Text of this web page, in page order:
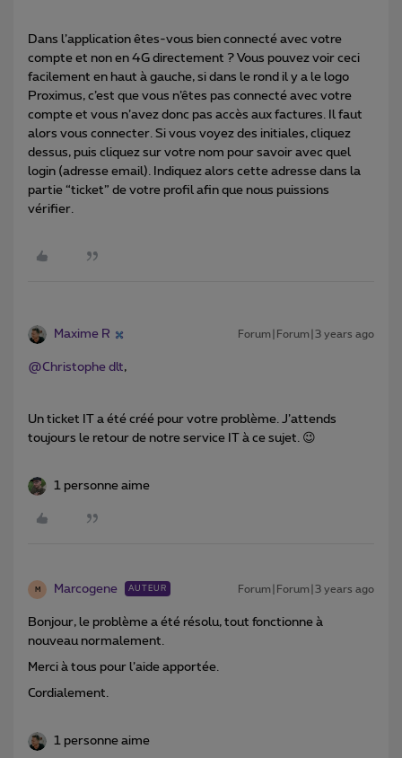
Dans l’application êtes-vous bien connecté avec votre
compte et non en 4G directement ? Vous pouvez voir ceci
facilement en haut à gauche, si dans le rond il y a le logo
Proximus, c’est que vous n’êtes pas connecté avec votre
compte et vous n’avez donc pas accès aux factures. Il faut
alors vous connecter. Si vous voyez des initiales, cliquez
dessus, puis cliquez sur votre nom pour savoir avec quel
login (adresse email). Indiquez alors cette adresse dans la
partie “ticket” de votre profil afin que nous puissions
vérifier.
Maxime R Forum|Forum|3 years ago
@Christophe dlt,
Un ticket IT a été créé pour votre problème. J’attends
toujours le retour de notre service IT à ce sujet. 😉
1 personne aime
M Marcogene AUTEUR Forum|Forum|3 years ago
Bonjour, le problème a été résolu, tout fonctionne à
nouveau normalement.
Merci à tous pour l’aide apportée.
Cordialement.
1 personne aime